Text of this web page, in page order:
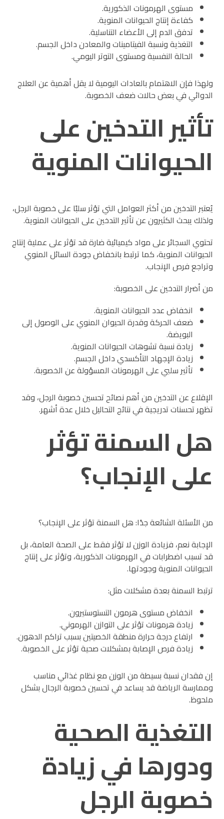
مستوى الهرمونات الذكورية.
كفاءة إنتاج الحيوانات المنوية.
تدفق الدم إلى الأعضاء التناسلية.
التغذية ونسبة الفيتامينات والمعادن داخل الجسم.
الحالة النفسية ومستوى التوتر اليومي.
ولهذا فإن الاهتمام بالعادات اليومية لا يقل أهمية عن العلاج
الدوائي في بعض حالات ضعف الخصوبة.
تأثير التدخين على
الحيوانات المنوية
يُعتبر التدخين من أكثر العوامل التي تؤثر سلبًا على خصوبة الرجل،
ولذلك يبحث الكثيرون عن تأثير التدخين على الحيوانات المنوية.
تحتوي السجائر على مواد كيميائية ضارة قد تؤثر على عملية إنتاج
الحيوانات المنوية، كما ترتبط بانخفاض جودة السائل المنوي
وتراجع فرص الإنجاب.
من أضرار التدخين على الخصوبة:
انخفاض عدد الحيوانات المنوية.
ضعف الحركة وقدرة الحيوان المنوي على الوصول إلى
البويضة.
زيادة نسبة تشوهات الحيوانات المنوية.
زيادة الإجهاد التأكسدي داخل الجسم.
تأثير سلبي على الهرمونات المسؤولة عن الخصوبة.
الإقلاع عن التدخين من أهم نصائح تحسين خصوبة الرجل، وقد
تظهر تحسنات تدريجية في نتائج التحاليل خلال عدة أشهر.
هل السمنة تؤثر
على الإنجاب؟
من الأسئلة الشائعة جدًا: هل السمنة تؤثر على الإنجاب؟
الإجابة نعم، فزيادة الوزن لا تؤثر فقط على الصحة العامة، بل
قد تسبب اضطرابات في الهرمونات الذكورية، وتؤثر على إنتاج
الحيوانات المنوية وجودتها.
ترتبط السمنة بعدة مشكلات مثل:
انخفاض مستوى هرمون التستوستيرون.
زيادة هرمونات تؤثر على التوازن الهرموني.
ارتفاع درجة حرارة منطقة الخصيتين بسبب تراكم الدهون.
زيادة فرص الإصابة بمشكلات صحية تؤثر على الخصوبة.
إن فقدان نسبة بسيطة من الوزن مع نظام غذائي مناسب
وممارسة الرياضة قد يساعد في تحسين خصوبة الرجال بشكل
ملحوظ.
التغذية الصحية
ودورها في زيادة
خصوبة الرجل